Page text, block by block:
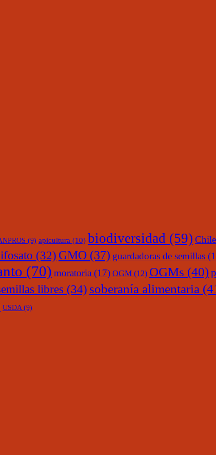
(9) apicultura (10) biodiversidad (59) Chile
(32) GMO (37) guardadoras de semillas
(70) moratoria (17) OGM (12) OGMs (40)
libres (34) soberanía alimentaria
USDA (9)